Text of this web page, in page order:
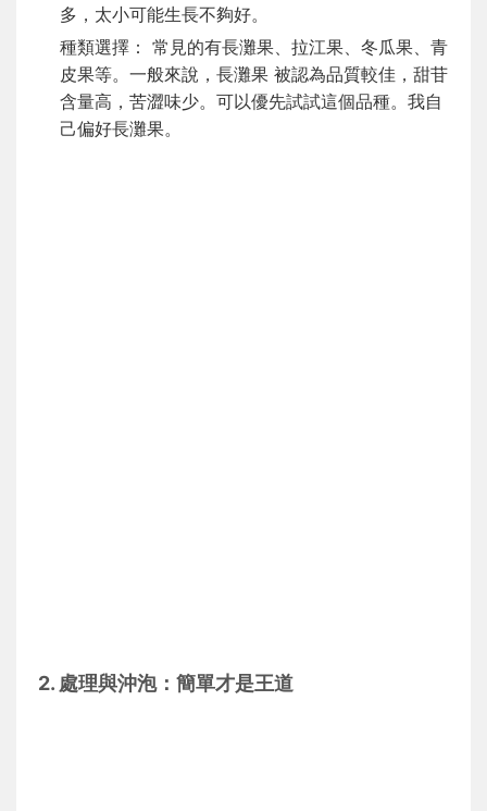
多，太小可能生長不夠好。
種類選擇： 常見的有長灘果、拉江果、冬瓜果、青
皮果等。一般來說，長灘果 被認為品質較佳，甜苷
含量高，苦澀味少。可以優先試試這個品種。我自
己偏好長灘果。
2. 處理與沖泡：簡單才是王道